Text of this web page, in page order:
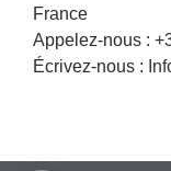
France
Appelez-nous :
Écrivez-nous :